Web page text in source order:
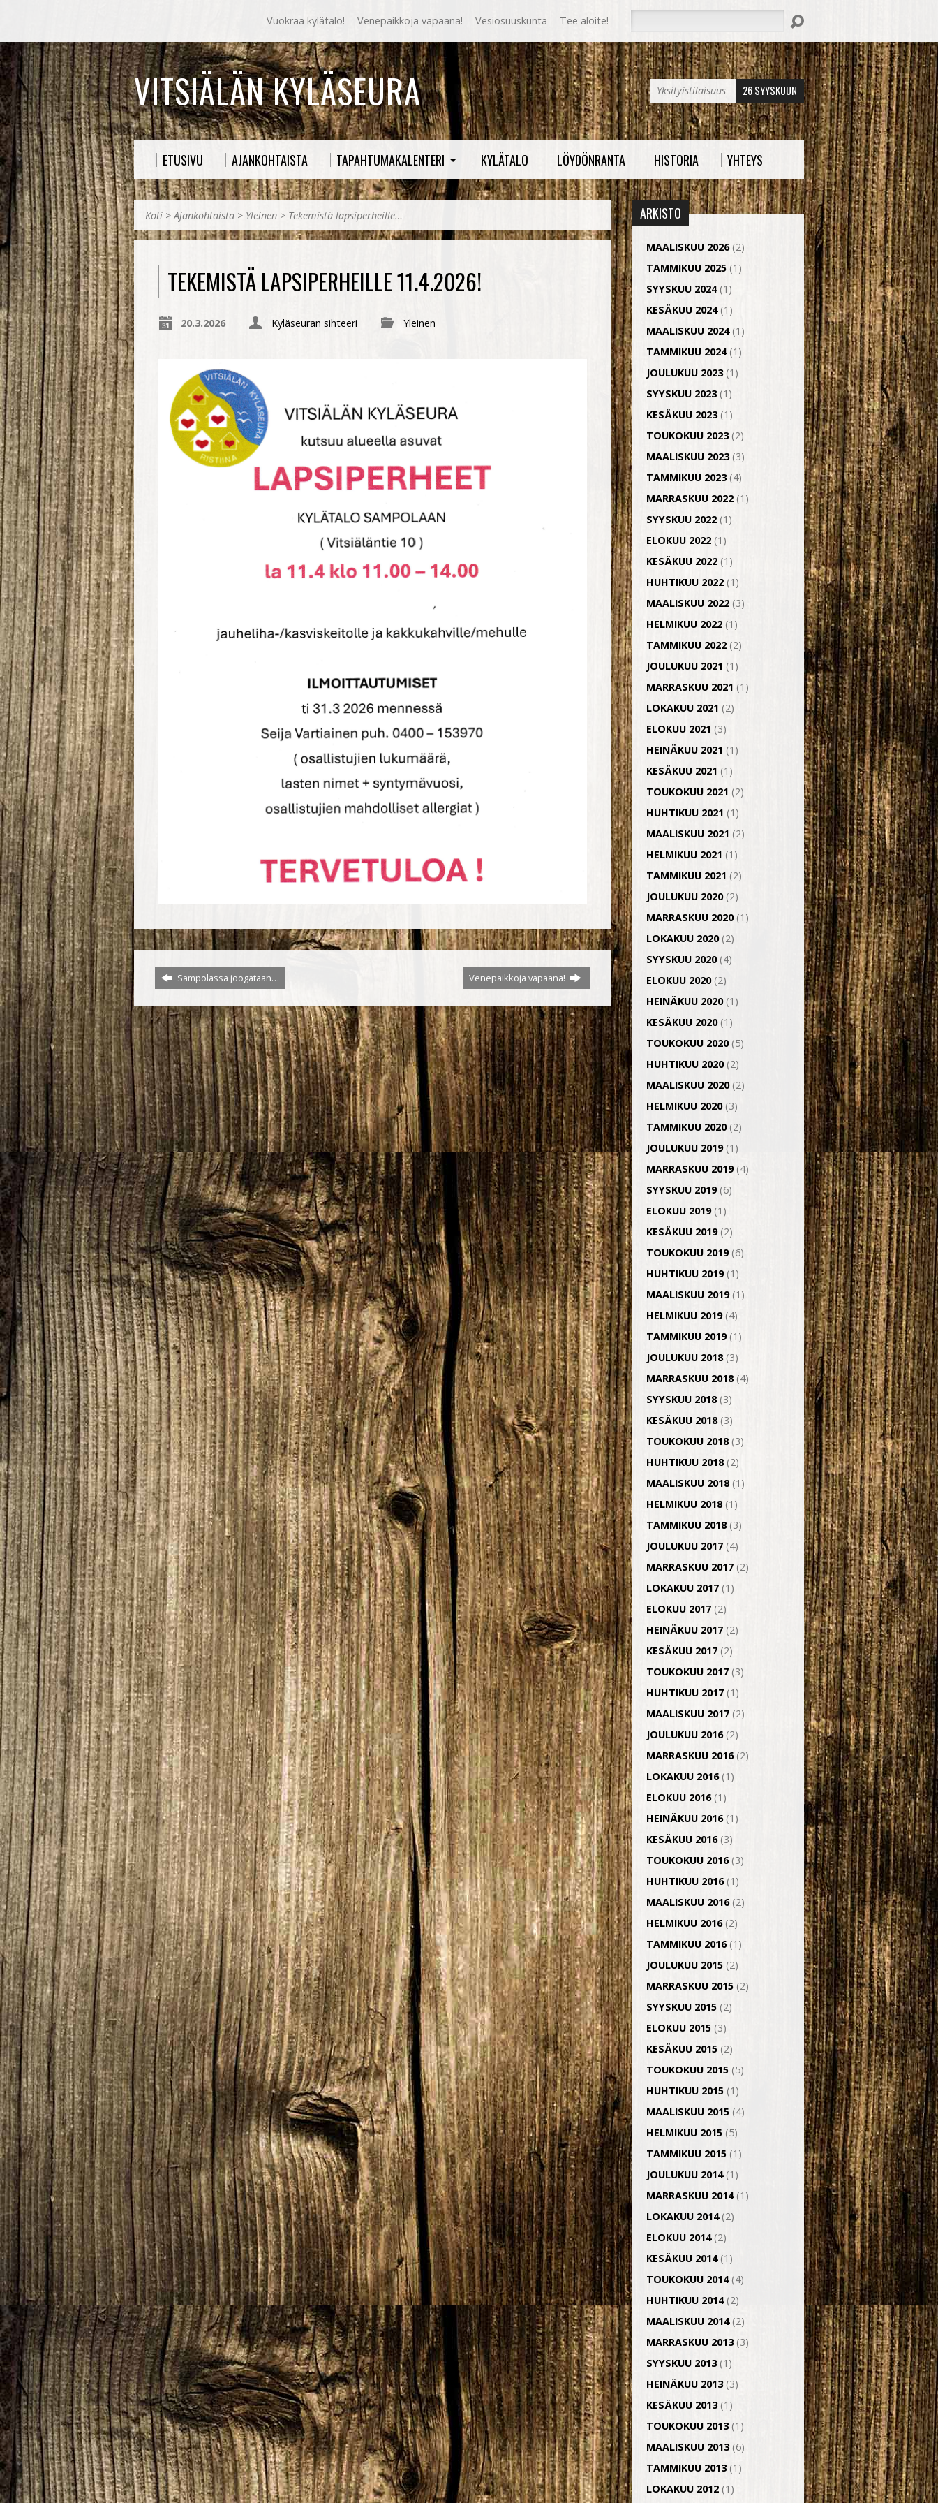
Vuokraa kylätalo! Venepaikkoja vapaana! Vesiosuuskunta Tee aloite!
VITSIÄLÄN KYLÄSEURA Yksityistilaisuus 26 SYYSKUUN
ETUSIVU AJANKOHTAISTA TAPAHTUMAKALENTERI KYLÄTALO LÖYDÖNRANTA HISTORIA YHTEYS
Koti >Ajankohtaista > Yleinen > Tekemistä lapsiperheille…
TEKEMISTÄ LAPSIPERHEILLE 11.4.2026!
20.3.2026 Kyläseuran sihteeri Yleinen
Sampolassa joogataan… Venepaikkoja vapaana!
ARKISTO
MAALISKUU 2026(2)
TAMMIKUU 2025 (1)
SYYSKUU 2024(1)
KESÄKUU 2024(1)
MAALISKUU 2024(1)
TAMMIKUU 2024(1)
JOULUKUU 2023(1)
SYYSKUU 2023(1)
KESÄKUU 2023(1)
TOUKOKUU 2023(2)
MAALISKUU 2023(3)
TAMMIKUU 2023(4)
MARRASKUU 2022 (1)
SYYSKUU 2022 (1)
ELOKUU 2022 (1)
KESÄKUU 2022 (1)
HUHTIKUU 2022 (1)
MAALISKUU 2022 (3)
HELMIKUU 2022 (1)
TAMMIKUU 2022 (2)
JOULUKUU 2021 (1)
MARRASKUU 2021 (1)
LOKAKUU 2021 (2)
ELOKUU 2021 (3)
HEINÄKUU 2021 (1)
KESÄKUU 2021 (1)
TOUKOKUU 2021 (2)
HUHTIKUU 2021 (1)
MAALISKUU 2021 (2)
HELMIKUU 2021 (1)
TAMMIKUU 2021 (2)
JOULUKUU 2020(2)
MARRASKUU 2020(1)
LOKAKUU 2020(2)
SYYSKUU 2020(4)
ELOKUU 2020(2)
HEINÄKUU 2020(1)
KESÄKUU 2020(1)
TOUKOKUU 2020(5)
HUHTIKUU 2020(2)
MAALISKUU 2020(2)
HELMIKUU 2020(3)
TAMMIKUU 2020(2)
JOULUKUU 2019(1)
MARRASKUU 2019(4)
SYYSKUU 2019(6)
ELOKUU 2019(1)
KESÄKUU 2019(2)
TOUKOKUU 2019(6)
HUHTIKUU 2019(1)
MAALISKUU 2019(1)
HELMIKUU 2019(4)
TAMMIKUU 2019(1)
JOULUKUU 2018(3)
MARRASKUU 2018(4)
SYYSKUU 2018(3)
KESÄKUU 2018(3)
TOUKOKUU 2018(3)
HUHTIKUU 2018(2)
MAALISKUU 2018(1)
HELMIKUU 2018(1)
TAMMIKUU 2018(3)
JOULUKUU 2017 (4)
MARRASKUU 2017 (2)
LOKAKUU 2017 (1)
ELOKUU 2017 (2)
HEINÄKUU 2017 (2)
KESÄKUU 2017 (2)
TOUKOKUU 2017 (3)
HUHTIKUU 2017 (1)
MAALISKUU 2017 (2)
JOULUKUU 2016(2)
MARRASKUU 2016(2)
LOKAKUU 2016(1)
ELOKUU 2016(1)
HEINÄKUU 2016(1)
KESÄKUU 2016(3)
TOUKOKUU 2016(3)
HUHTIKUU 2016(1)
MAALISKUU 2016(2)
HELMIKUU 2016(2)
TAMMIKUU 2016(1)
JOULUKUU 2015 (2)
MARRASKUU 2015 (2)
SYYSKUU 2015 (2)
ELOKUU 2015 (3)
KESÄKUU 2015 (2)
TOUKOKUU 2015 (5)
HUHTIKUU 2015 (1)
MAALISKUU 2015 (4)
HELMIKUU 2015 (5)
TAMMIKUU 2015 (1)
JOULUKUU 2014(1)
MARRASKUU 2014(1)
LOKAKUU 2014(2)
ELOKUU 2014(2)
KESÄKUU 2014(1)
TOUKOKUU 2014(4)
HUHTIKUU 2014(2)
MAALISKUU 2014(2)
MARRASKUU 2013(3)
SYYSKUU 2013(1)
HEINÄKUU 2013(3)
KESÄKUU 2013(1)
TOUKOKUU 2013(1)
MAALISKUU 2013(6)
TAMMIKUU 2013(1)
LOKAKUU 2012 (1)